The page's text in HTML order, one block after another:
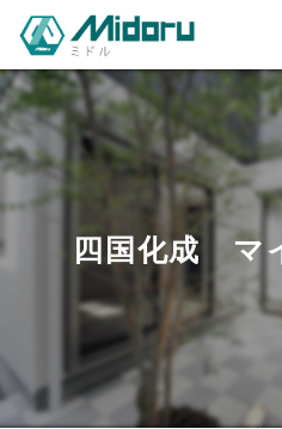
四国化成 マ